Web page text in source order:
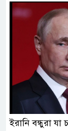
ইরানি বন্ধুরা